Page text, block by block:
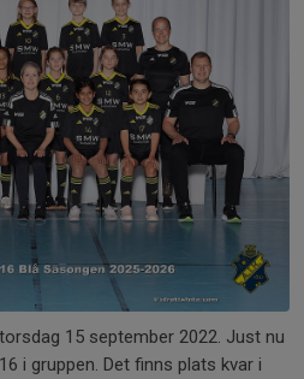
15 september 2022. Just nu
i gruppen. Det finns plats kvar i